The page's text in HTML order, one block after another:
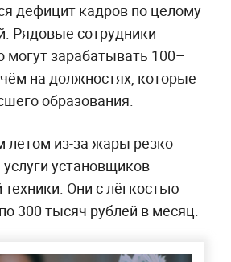
дефицит кадров по целому
Рядовые сотрудники
могут зарабатывать 100–
на должностях, которые
образования.
летом из-за жары резко
установщиков
Они с лёгкостью
300 тысяч рублей в месяц.